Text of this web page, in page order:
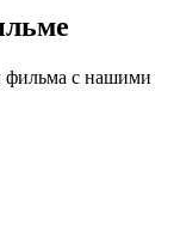
фильма с нашими